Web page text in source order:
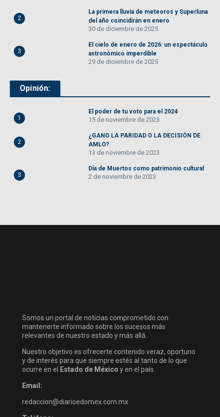
2
La primera lluvia de meteoros y Superluna
del año coincidirán en enero
30 de diciembre de 2025
3
El cielo de enero de 2026: un espectáculo
astronómico imperdible
29 de diciembre de 2025
Opinión:
1
El poder de tu voto para el 2024
15 de noviembre de 2023
2
¿GANO LA PARIDAD O LA DECISIÓN DE
AMLO?
13 de noviembre de 2023
3
Día de Muertos como patrimonio cultural
2 de noviembre de 2023
Somos un portal de noticias comprometido con
mantenerte informado sobre los sucesos más
relevantes de nuestro estado y más allá.
Nuestro objetivo es ofrecerte contenido veraz, oportuno
y de interés para que siempre estés al tanto de lo que
ocurre en el
Estado de México y en el país.
Email:
redaccion@diarioedomex.com.mx